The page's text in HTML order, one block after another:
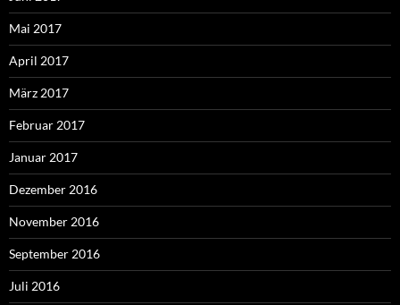
Mai 2017
April 2017
März 2017
Februar 2017
Januar 2017
Dezember 2016
November 2016
September 2016
Juli 2016